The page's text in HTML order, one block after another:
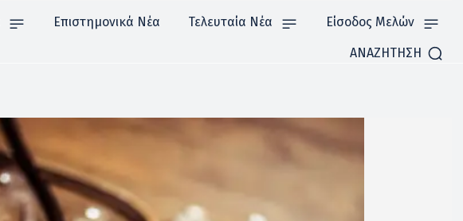
Επιστημονικά Νέα Τελευταία Νέα Είσοδος Μελών
ΑΝΑΖΗΤΗΣΗ